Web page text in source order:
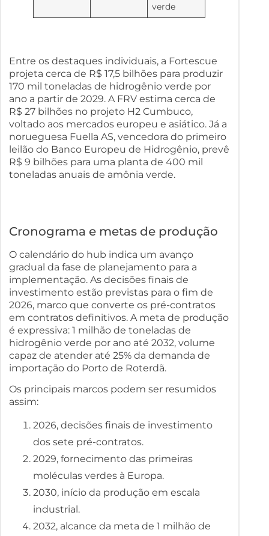
verde
Entre os destaques individuais, a Fortescue
projeta cerca de R$ 17,5 bilhões para produzir
170 mil toneladas de hidrogênio verde por
ano a partir de 2029. A FRV estima cerca de
R$ 27 bilhões no projeto H2 Cumbuco,
voltado aos mercados europeu e asiático. Já a
norueguesa Fuella AS, vencedora do primeiro
leilão do Banco Europeu de Hidrogênio, prevê
R$ 9 bilhões para uma planta de 400 mil
toneladas anuais de amônia verde.
Cronograma e metas de produção
O calendário do hub indica um avanço
gradual da fase de planejamento para a
implementação. As decisões finais de
investimento estão previstas para o fim de
2026, marco que converte os pré-contratos
em contratos definitivos. A meta de produção
é expressiva: 1 milhão de toneladas de
hidrogênio verde por ano até 2032, volume
capaz de atender até 25% da demanda de
importação do Porto de Roterdã.
Os principais marcos podem ser resumidos
assim:
2026, decisões finais de investimento
dos sete pré-contratos.
2029, fornecimento das primeiras
moléculas verdes à Europa.
2030, início da produção em escala
industrial.
2032, alcance da meta de 1 milhão de